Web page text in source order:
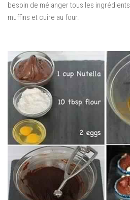
besoin de mélangertous les ingrédients
muffins et cuire au four.